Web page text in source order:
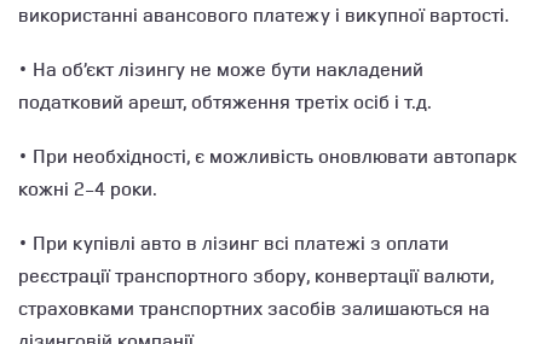
використанні авансового платежу і викупної вартості.
• На об’єкт лізингу не може бути накладений
податковий арешт, обтяження третіх осіб і т.д.
• При необхідності, є можливість оновлювати автопарк
кожні 2-4 роки.
• При купівлі авто в лізинг всі платежі з оплати
реєстрації транспортного збору, конвертації валюти,
страховками транспортних засобів залишаються на